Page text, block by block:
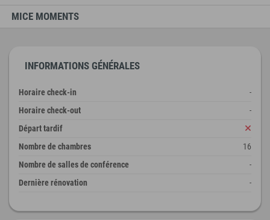
MICE MOMENTS
INFORMATIONS GÉNÉRALES
Horaire check-in
-
Horaire check-out
-
Départ tardif
Nombre de chambres
16
Nombre de salles de conférence
-
Dernière rénovation
-